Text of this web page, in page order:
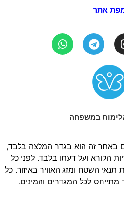
אתר
במשפחה
באתר זה הוא בגדר המלצה בלבד,
הקורא ועל דעתו בלבד. לפני כל
תנאי השטח ומזג האוויר באיזור. כל
לכל המגדרים והמינים.